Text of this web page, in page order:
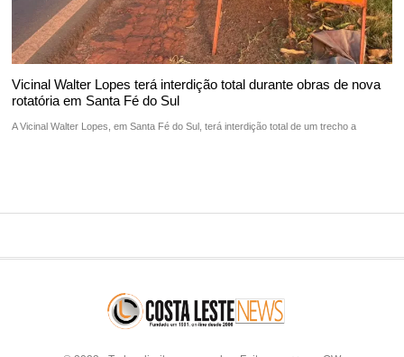
Vicinal Walter Lopes terá interdição total durante obras de nova
rotatória em Santa Fé do Sul
A Vicinal Walter Lopes, em Santa Fé do Sul, terá interdição total de um trecho a